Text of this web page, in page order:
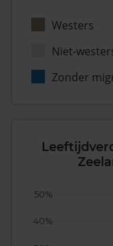
Westers
Niet-
Zonder
40%
50%